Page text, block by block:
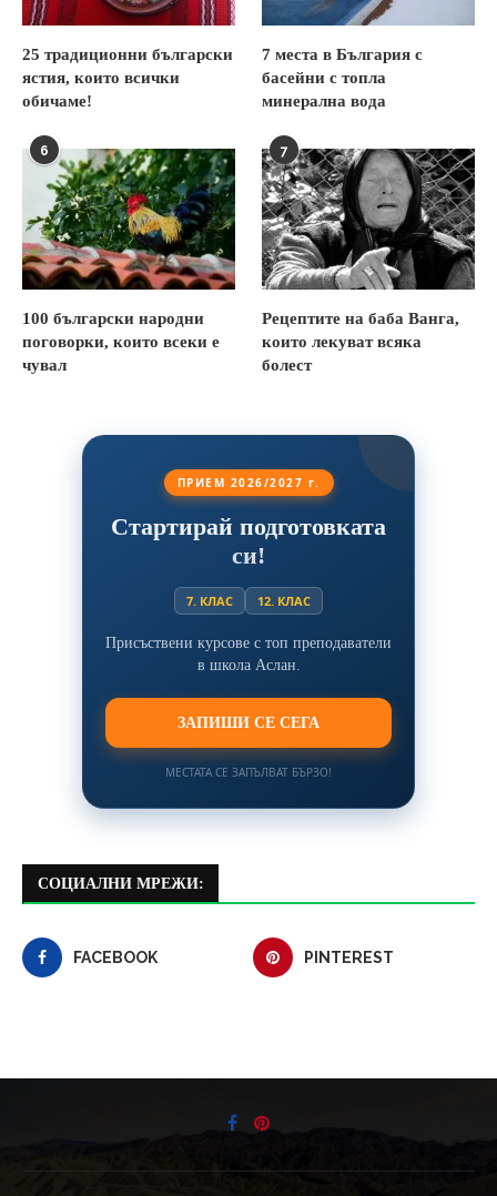
25 традиционни български
ястия, които всички
обичаме!
7 места в България с
басейни с топла
минерална вода
6
100 български народни
поговорки, които всеки е
чувал
7
Рецептите на баба Ванга,
които лекуват всяка
болест
ПРИЕМ 2026/2027 г.
Стартирай подготовката
си!
7. КЛАС 12. КЛАС
Присъствени курсове с топ преподаватели
в школа Аслан.
ЗАПИШИ СЕ СЕГА
МЕСТАТА СЕ ЗАПЪЛВАТ БЪРЗО!
СОЦИАЛНИ МРЕЖИ:
FACEBOOK PINTEREST